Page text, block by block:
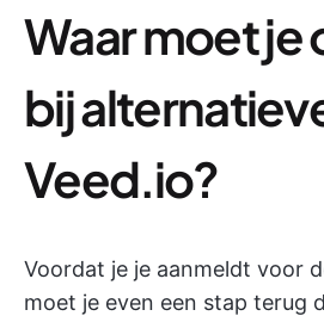
Waar moet je
bij
Veed.io?
Voordat je je aanmeldt voor
moet je even een stap terug